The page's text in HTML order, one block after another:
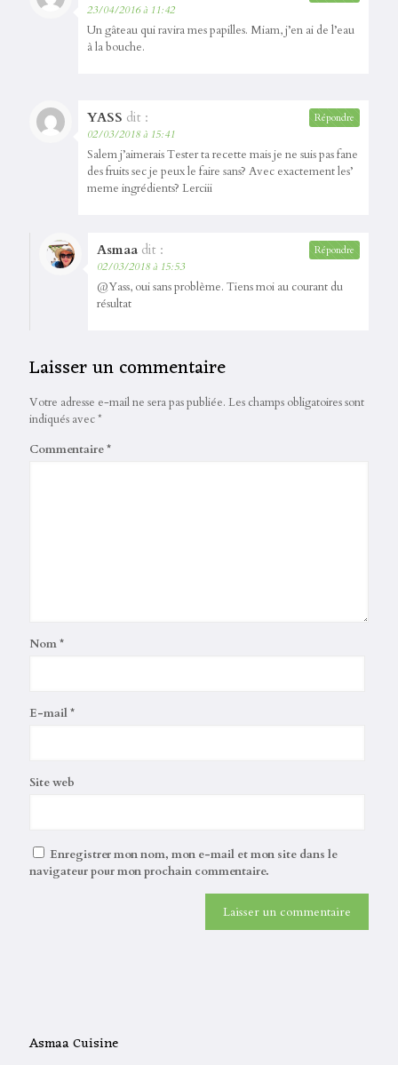
23/04/2016 à 11:42
Un gâteau qui ravira mes papilles. Miam, j’en ai de l’eau
à la bouche.
YASS dit :
02/03/2018 à 15:41
Salem j’aimerais Tester ta recette mais je ne suis pas fane
des fruits sec je peux le faire sans? Avec exactement les’
meme ingrédients? Lerciii
Répondre
Asmaa dit :
02/03/2018 à 15:53
@Yass, oui sans problème. Tiens moi au courant du
résultat
Répondre
Laisser un commentaire
Votre adresse e-mail ne sera pas publiée. Les champs obligatoires sont
indiqués avec*
Commentaire*
Nom*
E-mail*
Site web
Enregistrer mon nom, mon e-mail et mon site dans le
navigateur pour mon prochain commentaire.
Asmaa Cuisine